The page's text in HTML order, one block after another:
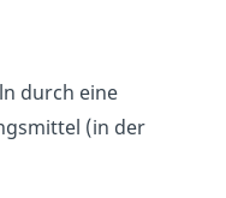
durch eine
(in der